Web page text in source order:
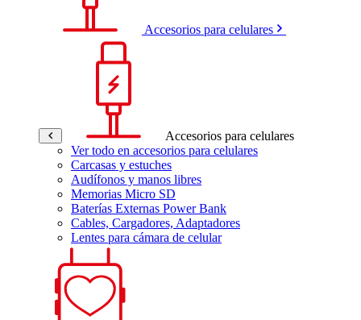
Accesorios para celulares
Accesorios para celulares
Ver todo en accesorios para celulares
Carcasas y estuches
Audífonos y manos libres
Memorias Micro SD
Baterías Externas Power Bank
Cables, Cargadores, Adaptadores
Lentes para cámara de celular